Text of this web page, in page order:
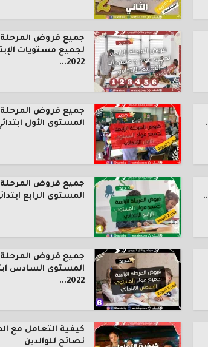
جميع فروض المرحلة
لجميع مستويات
2022...
جميع فروض المرحلة
المستوى الأول ابتدائي
جميع فروض المرحلة
المستوى الرابع ابتدائي
جميع فروض المرحلة
المستوى السادس
2022...
كيفية التعامل مع
نصائح للوالدين